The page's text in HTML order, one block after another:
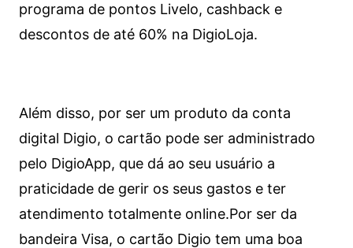
programa de pontos Livelo, cashback e
descontos de até 60% na DigioLoja.
Além disso, por ser um produto da conta
digital Digio, o cartão pode ser administrado
pelo DigioApp, que dá ao seu usuário a
praticidade de gerir os seus gastos e ter
atendimento totalmente online.Por ser da
bandeira Visa, o cartão Digio tem uma boa